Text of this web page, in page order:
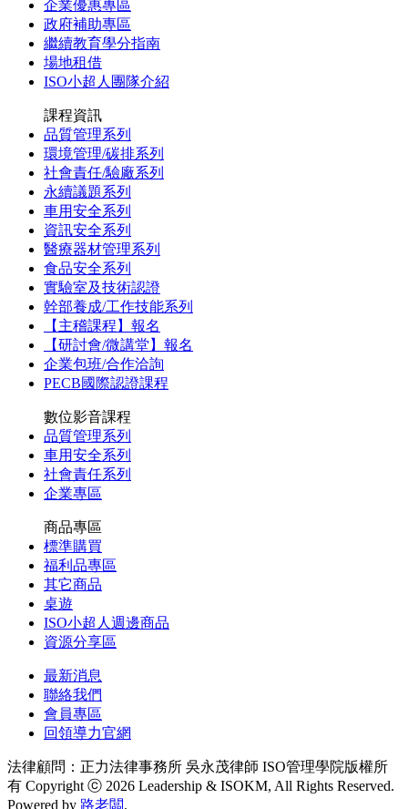
企業優惠專區
政府補助專區
繼續教育學分指南
場地租借
ISO小超人團隊介紹
課程資訊
品質管理系列
環境管理/碳排系列
社會責任/驗廠系列
永續議題系列
車用安全系列
資訊安全系列
醫療器材管理系列
食品安全系列
實驗室及技術認證
幹部養成/工作技能系列
【主稽課程】報名
【研討會/微講堂】報名
企業包班/合作洽詢
PECB國際認證課程
數位影音課程
品質管理系列
車用安全系列
社會責任系列
企業專區
商品專區
標準購買
福利品專區
其它商品
桌遊
ISO小超人週邊商品
資源分享區
最新消息
聯絡我們
會員專區
回領導力官網
法律顧問：正力法律事務所 吳永茂律師 ISO管理學院版權所
有 Copyright ⓒ 2026 Leadership & ISOKM, All Rights Reserved.
Powered by 路老闆.